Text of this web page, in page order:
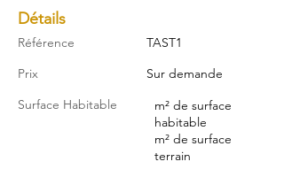
Détails
Référence
TAST1
Prix
Sur demande
Surface Habitable
m² de surface
habitable
m² de surface
terrain